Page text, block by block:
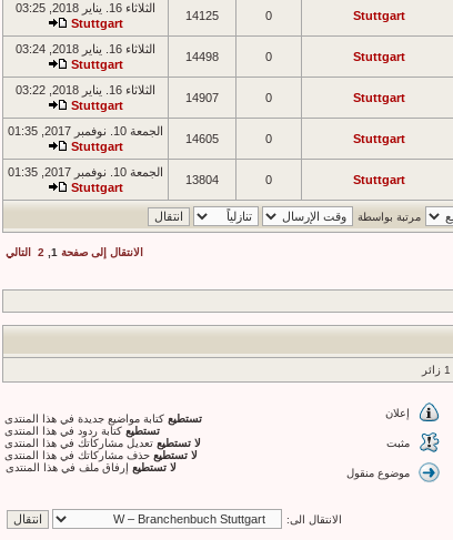
Stuttgart
0
14125
الثلاثاء 16. يناير 2018, 03:25
Stuttgart
Stuttgart
0
14498
الثلاثاء 16. يناير 2018, 03:24
Stuttgart
Stuttgart
0
14907
الثلاثاء 16. يناير 2018, 03:22
Stuttgart
Stuttgart
0
14605
الجمعة 10. نوفمبر 2017, 01:35
Stuttgart
Stuttgart
0
13804
الجمعة 10. نوفمبر 2017, 01:35
Stuttgart
مرتبة بواسطة
الانتقال إلى صفحة 1
2 التالي
إعلان
مثبت
موضوع منقول
تستطيع كتابة مواضيع جديدة في هذا المنتدى
تستطيع كتابة ردود في هذا المنتدى
لا تستطيع تعديل مشاركاتك في هذا المنتدى
لا تستطيع حذف مشاركاتك في هذا المنتدى
لا تستطيع إرفاق ملف في هذا المنتدى
الانتقال الى: